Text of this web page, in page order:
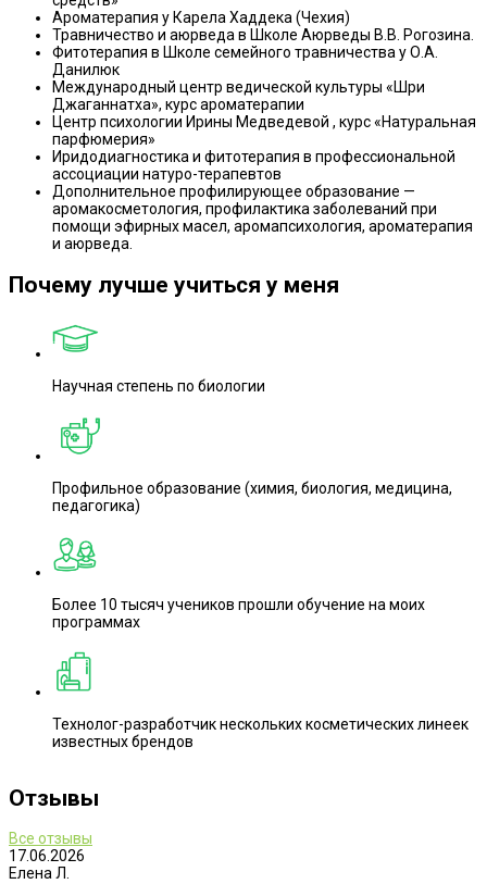
Ароматерапия у Карела Хаддека (Чехия)
Травничество и аюрведа в Школе Аюрведы В.В. Рогозина.
Фитотерапия в Школе семейного травничества у О.А.
Данилюк
Международный центр ведической культуры «Шри
Джаганнатха», курс ароматерапии
Центр психологии Ирины Медведевой , курс «Натуральная
парфюмерия»
Иридодиагностика и фитотерапия в профессиональной
ассоциации натуро-терапевтов
Дополнительное профилирующее образование —
аромакосметология, профилактика заболеваний при
помощи эфирных масел, аромапсихология, ароматерапия
и аюрведа.
Почему лучше учиться у меня
Научная степень по биологии
Профильное образование (химия, биология, медицина,
педагогика)
Более 10 тысяч учеников прошли обучение на моих
программах
Технолог-разработчик нескольких косметических линеек
известных брендов
Отзывы
Все отзывы
17.06.2026
Елена Л.